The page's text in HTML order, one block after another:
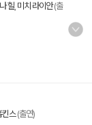
힐 미치 라이안(출
킨스(출연)